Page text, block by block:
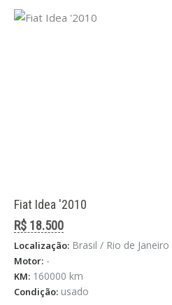
Fiat Idea '2010
R$ 18.500
Localização: Brasil / Rio de
Motor: -
KM: 160000 km
Condição: usado